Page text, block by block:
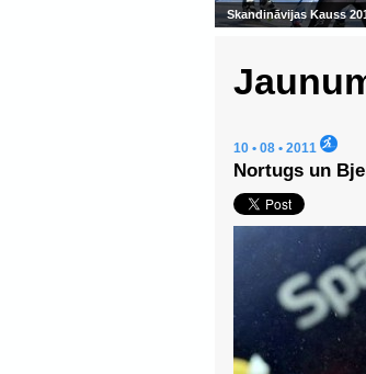
10 • 08 • 2011
Nortugs un